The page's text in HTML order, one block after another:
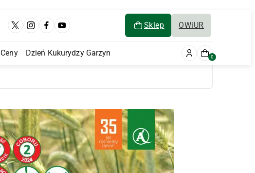
Sklep OWiUR
Ceny Dzień Kukurydzy Garzyn 0